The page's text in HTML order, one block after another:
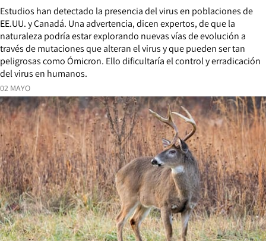
02 MAYO
Estudios han detectado la presencia del virus en poblaciones de
EE.UU. y Canadá. Una advertencia, dicen expertos, de que la
naturaleza podría estar explorando nuevas vías de evolución a
través de mutaciones que alteran el virus y que pueden ser tan
peligrosas como Ómicron. Ello dificultaría el control y erradicación
del virus en humanos.